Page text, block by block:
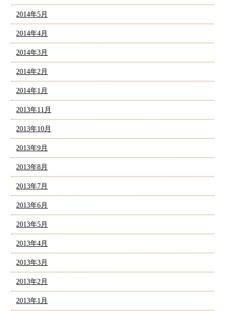
2014年5月
2014年4月
2014年3月
2014年2月
2014年1月
2013年11月
2013年10月
2013年9月
2013年8月
2013年7月
2013年6月
2013年5月
2013年4月
2013年3月
2013年2月
2013年1月